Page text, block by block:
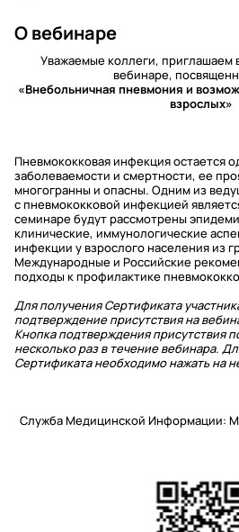
О вебинаре
Уважаемые коллеги, приглашаем
вебинаре,
«Внебольничная пневмония и
взрослых»
Пневмококковая инфекция остается
заболеваемости и смертности, ее
многогранны и опасны. Одним из
с пневмококковой инфекцией
семинаре будут рассмотрены
клинические, иммунологические
инфекции у взрослого населения из
Mеждународные и Российские
подходы к профилактике
Для получения Сертификата
подтверждение присутствия на
Кнопка подтверждения присутствия
несколько раз в течение вебинара.
Сертификата необходимо нажать на
Служба Медицинской Информации: